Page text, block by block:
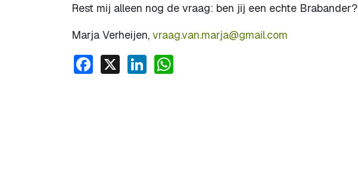
Rest mij alleen nog de vraag: ben jij een echte Brabander?
Marja Verheijen, vraag.van.marja@gmail.com
Facebook
X LinkedIn